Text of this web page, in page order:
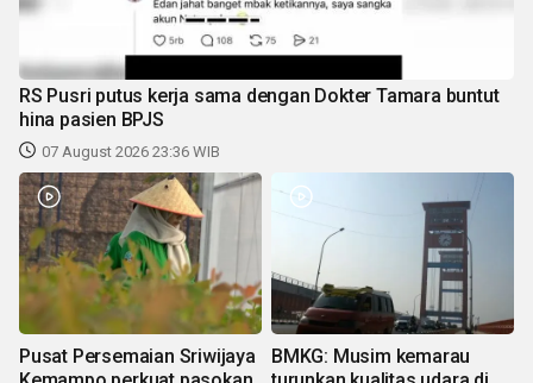
RS Pusri putus kerja sama dengan Dokter Tamara buntut
hina pasien BPJS
07 August 2026 23:36 WIB
Pusat Persemaian Sriwijaya
BMKG: Musim kemarau